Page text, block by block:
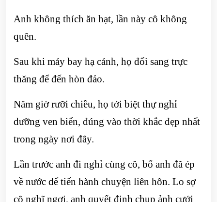
Anh không thích ăn hạt, lần này cô không
quên.
Sau khi máy bay hạ cánh, họ đổi sang trực
thăng để đến hòn đảo.
Năm giờ rưỡi chiều, họ tới biệt thự nghỉ
dưỡng ven biển, đúng vào thời khắc đẹp nhất
trong ngày nơi đây.
Lần trước anh đi nghỉ cùng cô, bố anh đã ép
về nước để tiến hành chuyện liên hôn. Lo sợ
cô nghĩ ngợi, anh quyết định chụp ảnh cưới